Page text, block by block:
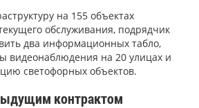
на 155 объектах
обслуживания, подрядчик
два информационных табло,
видеонаблюдения на 20 улицах и
светофорных объектов.
контрактом